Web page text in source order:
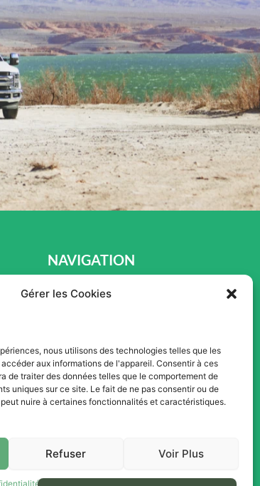
Gérer les Cookies
nous utilisons des technologies telles que les
aux informations de l'appareil. Consentir à ces
de traiter des données telles que le comportement de
uniques sur ce site. Le fait de ne pas consentir ou de
nuire à certaines fonctionnalités et caractéristiques.
Refuser Voir Plus
NAVIGATION
Accueil
Inventaire
Promotion
Blogue